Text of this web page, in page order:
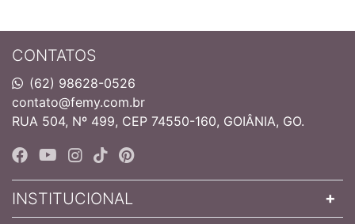
CONTATOS
(62) 98628-0526
contato@femy.com.br
RUA 504, Nº 499, CEP 74550-160, GOIÂNIA, GO.
INSTITUCIONAL